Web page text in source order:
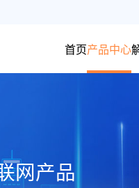
首页产品中心
网产品